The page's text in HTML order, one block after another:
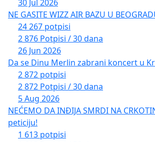
30 Jul 2026
NE GASITE WIZZ AIR BAZU U
24 267 potpisi
2 876 Potpisi / 30 dana
26 Jun 2026
Da se Dinu Merlin zabrani koncert u
2 872 potpisi
2 872 Potpisi / 30 dana
5 Aug 2026
NEĆEMO DA INĐIJA SMRDI NA
peticiju!
1 613 potpisi